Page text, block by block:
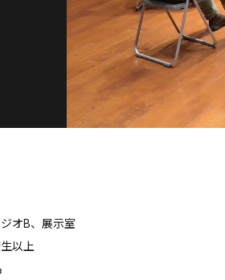
オB、展示室
以上